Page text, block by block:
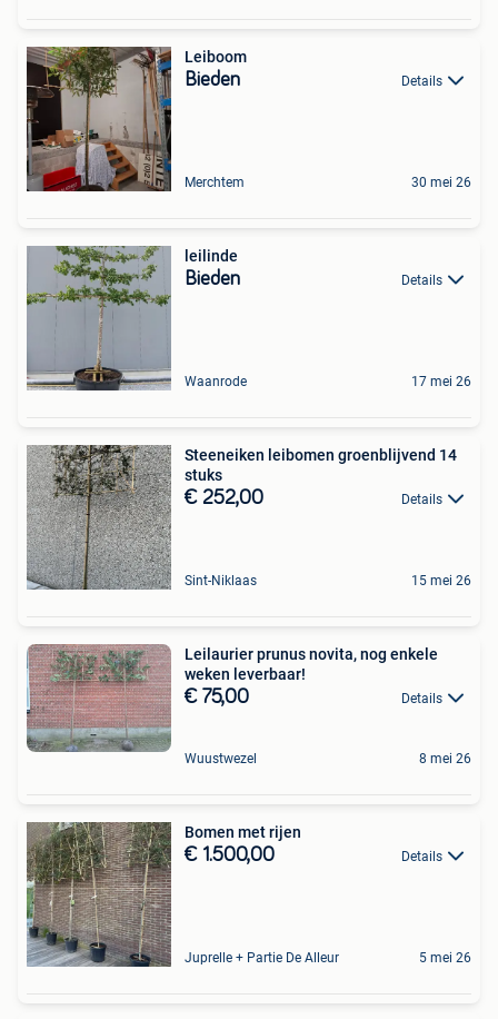
Leiboom
Bieden Details
Merchtem 30 mei 26
leilinde
Bieden Details
Waanrode 17 mei 26
Steeneiken leibomen groenblijvend 14
stuks
€ 252,00 Details
Sint-Niklaas 15 mei 26
Leilaurier prunus novita, nog enkele
weken leverbaar!
€ 75,00 Details
Wuustwezel 8 mei 26
Bomen met rijen
€ 1.500,00 Details
Juprelle + Partie De Alleur 5 mei 26